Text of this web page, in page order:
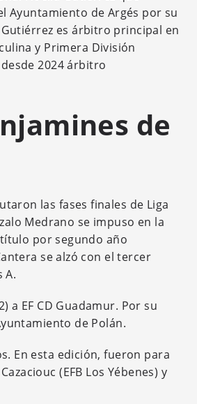
Ayuntamiento de Argés por su
es árbitro principal en
y Primera División
2024 árbitro
de
las fases finales de Liga
Medrano se impuso en la
por segundo año
se alzó con el tercer
A.
a EF CD Guadamur. Por su
de Polán.
En esta edición, fueron para
(EFB Los Yébenes) y